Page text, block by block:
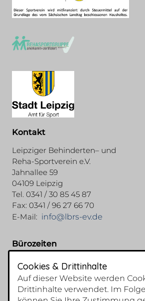
Kontakt
Leipziger Behinderten– und
Reha-Sportverein e.V.
Jahnallee 59
04109 Leipzig
Tel. 0341 / 30 85 45 87
Fax: 0341 / 96 27 66 70
E-Mail: info@lbrs-ev.de
Bürozeiten
Montags : 9:00 - 12:00 Uhr
Freitags : 9:30 - 12:00 Uhr
Cookies & Drittinhalte
Auf dieser Website werden
Drittinhalte verwendet. Im